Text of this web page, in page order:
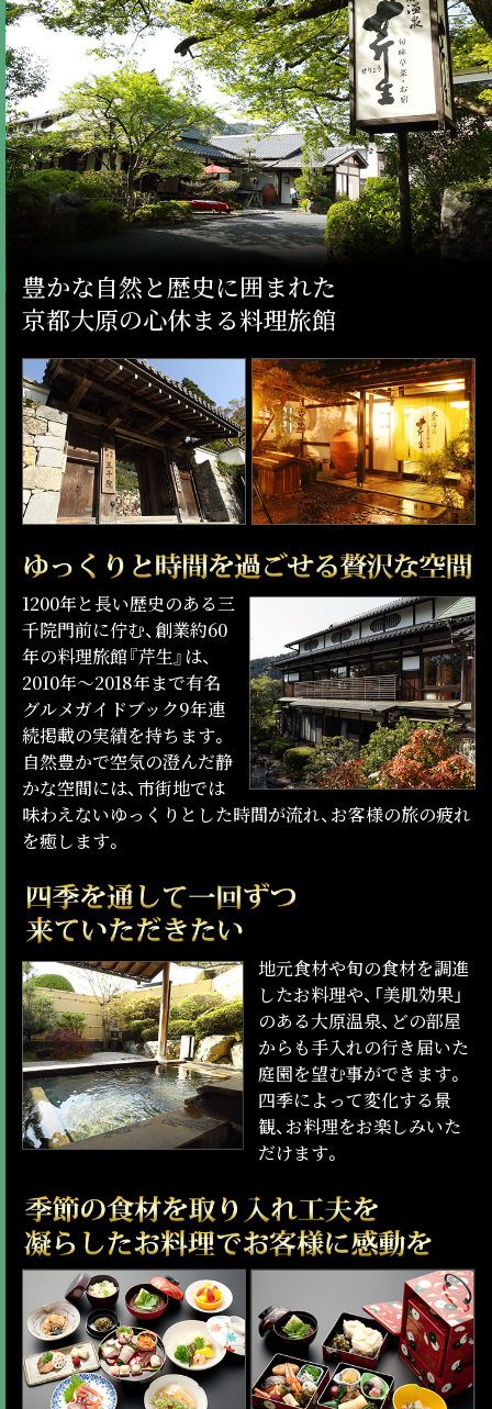
豊かな自然と歴史に囲まれた
京都大原の心休まる料理旅館
1200年と長い歴史のある三
千院門前に佇む、創業約60
年の料理旅館『芹生』は、
2010年～2018年まで有名
グルメガイドブック9年連
続掲載の実績を持ちます。
自然豊かで空気の澄んだ静
かな空間には、市街地では
味わえないゆっくりとした時間が流れ、お客様の旅の疲れ
を癒します。
地元食材や旬の食材を調進
したお料理や、「美肌効果」
のある大原温泉、どの部屋
からも手入れの行き届いた
庭園を望む事ができます。
四季によって変化する景
観、お料理をお楽しみいた
だけます。